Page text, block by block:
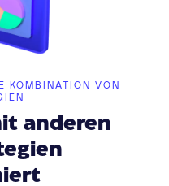
KOMBINATION VON
anderen